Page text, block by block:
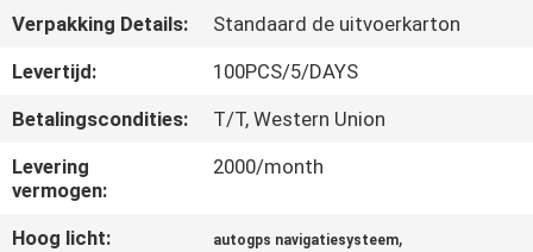
KWALITEITSCONTROLE
ONS
NIEUWS
Verpakking Details:
Standaard de uitvoerkarton
Levertijd:
100PCS/5/DAYS
Betalingscondities:
T/T, Western Union
Levering
vermogen:
2000/month
Hoog licht: autogps navigatiesysteem,